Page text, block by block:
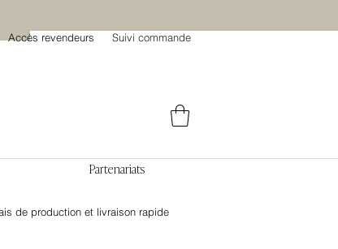
Accès revendeurs Suivi commande
Partenariats
de production et livraison rapide